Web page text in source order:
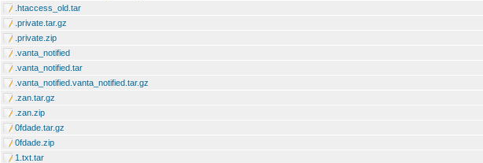
.htaccess_old.tar
.private.tar.gz
.private.zip
.vanta_notified
.vanta_notified.tar
.vanta_notified.vanta_notified.tar.gz
.zan.tar.gz
.zan.zip
0fdade.tar.gz
0fdade.zip
1.txt.tar